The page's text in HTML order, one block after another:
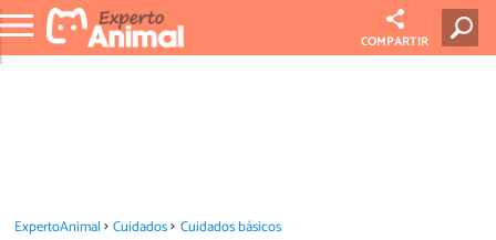
COMPARTIR
ExpertoAnimal Cuidados Cuidados básicos